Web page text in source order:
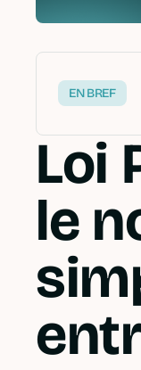
EN BREF
Loi
le